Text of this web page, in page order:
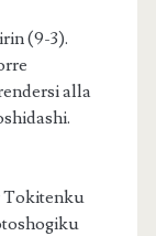
(9-3).
alla